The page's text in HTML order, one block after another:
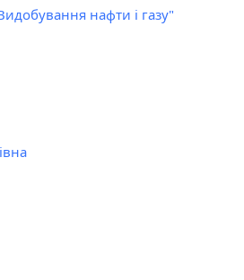
нафти і газу"